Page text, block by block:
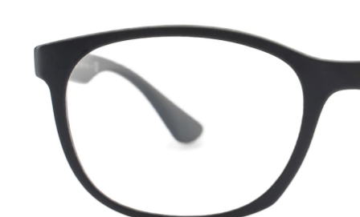
126 mm
Brillenbreite
38 mm
Glashöhe
51 mm
Glasbreite
Glasbreite